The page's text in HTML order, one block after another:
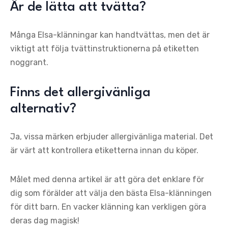
Är de lätta att tvätta?
Många Elsa-klänningar kan handtvättas, men det är
viktigt att följa tvättinstruktionerna på etiketten
noggrant.
Finns det allergivänliga
alternativ?
Ja, vissa märken erbjuder allergivänliga material. Det
är värt att kontrollera etiketterna innan du köper.
Målet med denna artikel är att göra det enklare för
dig som förälder att välja den bästa Elsa-klänningen
för ditt barn. En vacker klänning kan verkligen göra
deras dag magisk!